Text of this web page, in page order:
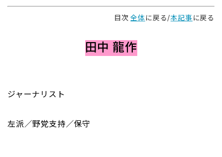
目次全体に戻る/本記事 に戻る
田中 龍作
ジャーナリスト
左派／野党支持／保守